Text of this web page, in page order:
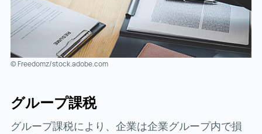
© Freedomz/stock.adobe.com
グループ課税
グループ課税により、企業は企業グループ内で損